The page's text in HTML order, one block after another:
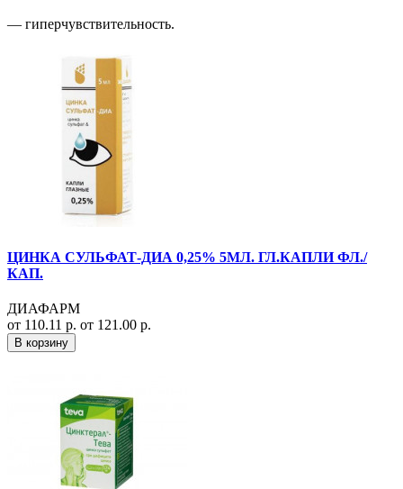
— гиперчувствительность.
ЦИНКА СУЛЬФАТ-ДИА 0,25% 5МЛ. ГЛ.КАПЛИ ФЛ./
КАП.
ДИАФАРМ
от 110.11 р. от 121.00 р.
В корзину